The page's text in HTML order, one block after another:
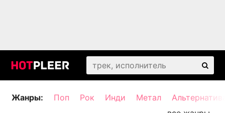
Жанры: Поп Рок Инди Метал